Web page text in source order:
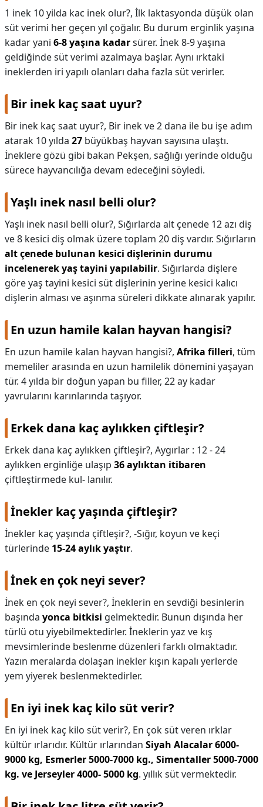
1 inek 10 yilda kac inek olur?, İlk laktasyonda düşük olan
süt verimi her geçen yıl çoğalır. Bu durum erginlik yaşına
kadar yani 6-8 yaşına kadarsürer. İnek 8-9 yaşına
geldiğinde süt verimi azalmaya başlar. Aynı ırktaki
ineklerden iri yapılı olanları daha fazla süt verirler.
Bir inek kaç saat uyur?
Bir inek kaç saat uyur?, Bir inek ve 2 dana ile bu işe adım
atarak 10 yılda 27 büyükbaş hayvan sayısına ulaştı.
İneklere gözü gibi bakan Pekşen, sağlığı yerinde olduğu
sürece hayvancılığa devam edeceğini söyledi.
Yaşlı inek nasıl belli olur?
Yaşlı inek nasıl belli olur?, Sığırlarda alt çenede 12 azı diş
ve 8 kesici diş olmak üzere toplam 20 diş vardır. Sığırların
alt çenede bulunan kesici dişlerinin durumu
incelenerek yaş tayini yapılabilir. Sığırlarda dişlere
göre yaş tayini kesici süt dişlerinin yerine kesici kalıcı
dişlerin alması ve aşınma süreleri dikkate alınarak yapılır.
En uzun hamile kalan hayvan hangisi?
En uzun hamile kalan hayvan hangisi?, Afrika filleri, tüm
memeliler arasında en uzun hamilelik dönemini yaşayan
tür. 4 yılda bir doğun yapan bu filler, 22 ay kadar
yavrularını karınlarında taşıyor.
Erkek dana kaç aylıkken çiftleşir?
Erkek dana kaç aylıkken çiftleşir?, Aygırlar : 12 - 24
aylıkken erginliğe ulaşıp 36 aylıktan itibaren
çiftleştirmede kul- lanılır.
İnekler kaç yaşında çiftleşir?
İnekler kaç yaşında çiftleşir?, -Sığır, koyun ve keçi
türlerinde 15-24 aylık yaştır.
İnek en çok neyi sever?
İnek en çok neyi sever?, İneklerin en sevdiği besinlerin
başında yonca bitkisi gelmektedir. Bunun dışında her
türlü otu yiyebilmektedirler. İneklerin yaz ve kış
mevsimlerinde beslenme düzenleri farklı olmaktadır.
Yazın meralarda dolaşan inekler kışın kapalı yerlerde
yem yiyerek beslenmektedirler.
En iyi inek kaç kilo süt verir?
En iyi inek kaç kilo süt verir?, En çok süt veren ırklar
kültür ırlarıdır. Kültür ırlarından Siyah Alacalar 6000-
9000 kg, Esmerler 5000-7000 kg., Simentaller 5000-7000
kg. ve Jerseyler 4000- 5000 kg. yıllık süt vermektedir.